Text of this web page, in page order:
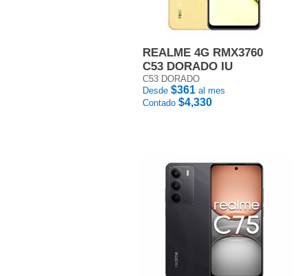
REALME 4G RMX3760
C53 DORADO IU
C53 DORADO
Desde $361 al mes
Contado $4,330